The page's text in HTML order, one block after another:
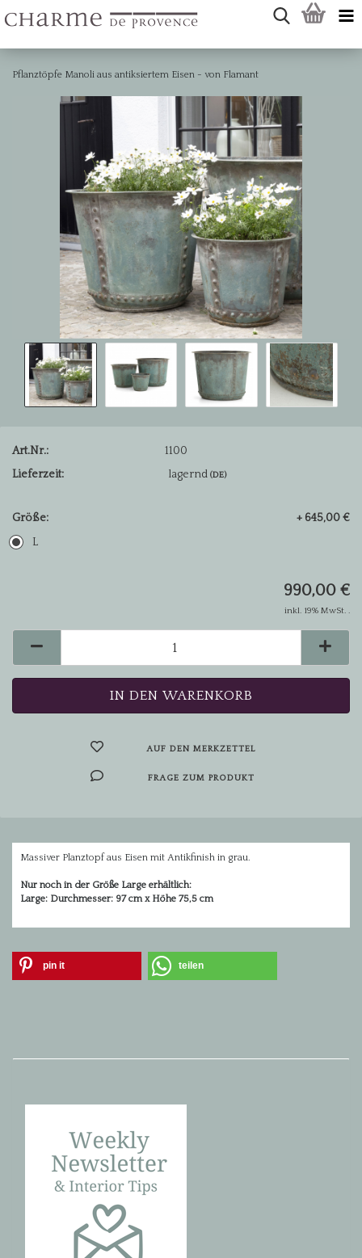
Pflanztöpfe Manoli aus antiksiertem Eisen - von Flamant
Art.Nr.:
1100
Lieferzeit:
lagernd(DE)
Größe:
+ 645,00 €
L
990,00 €
inkl. 19% MwSt. .
AUF DEN MERKZETTEL
FRAGE ZUM PRODUKT
Massiver Planztopf aus Eisen mit Antikfinish in grau.
Nur noch in der Größe Large erhältlich:
Large: Durchmesser: 97 cm x Höhe 75,5 cm
pin it teilen